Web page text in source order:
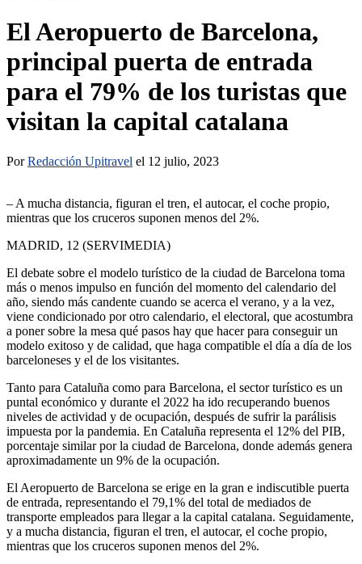
El Aeropuerto de Barcelona,
principal puerta de entrada
para el 79% de los turistas que
visitan la capital catalana
PorRedacción Upitravel el 12 julio, 2023
– A mucha distancia, figuran el tren, el autocar, el coche propio,
mientras que los cruceros suponen menos del 2%.
MADRID, 12 (SERVIMEDIA)
El debate sobre el modelo turístico de la ciudad de Barcelona toma
más o menos impulso en función del momento del calendario del
año, siendo más candente cuando se acerca el verano, y a la vez,
viene condicionado por otro calendario, el electoral, que acostumbra
a poner sobre la mesa qué pasos hay que hacer para conseguir un
modelo exitoso y de calidad, que haga compatible el día a día de los
barceloneses y el de los visitantes.
Tanto para Cataluña como para Barcelona, el sector turístico es un
puntal económico y durante el 2022 ha ido recuperando buenos
niveles de actividad y de ocupación, después de sufrir la parálisis
impuesta por la pandemia. En Cataluña representa el 12% del PIB,
porcentaje similar por la ciudad de Barcelona, donde además genera
aproximadamente un 9% de la ocupación.
El Aeropuerto de Barcelona se erige en la gran e indiscutible puerta
de entrada, representando el 79,1% del total de mediados de
transporte empleados para llegar a la capital catalana. Seguidamente,
y a mucha distancia, figuran el tren, el autocar, el coche propio,
mientras que los cruceros suponen menos del 2%.